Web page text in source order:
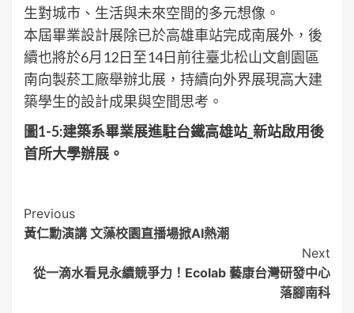
生對城市、生活與未來空間的多元想像。
本屆畢業設計展除已於高雄車站完成南展外，後
續也將於6月12日至14日前往臺北松山文創園區
南向製菸工廠舉辦北展，持續向外界展現高大建
築學生的設計成果與空間思考。
圖1-5:建築系畢業展進駐台鐵高雄站 新站啟用後
首所大學辦展。
Post
Navigation
Previous
黃仁勳演講 文藻校園直播場掀AI熱潮
Next
從一滴水看見永續競爭力！Ecolab 藝康台灣研發中心
落腳南科